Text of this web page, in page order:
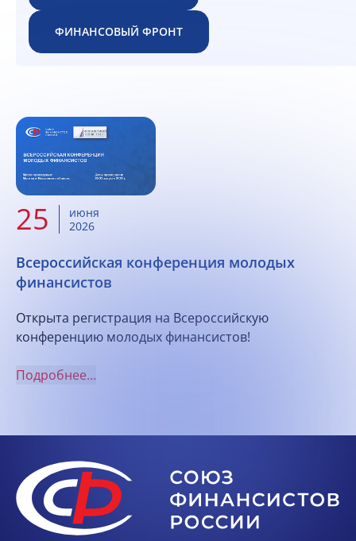
ФИНАНСОВЫЙ ФРОНТ
25
июня
2026
Всероссийская конференция молодых
финансистов
Открыта регистрация на Всероссийскую
конференцию молодых финансистов!
Подробнее…